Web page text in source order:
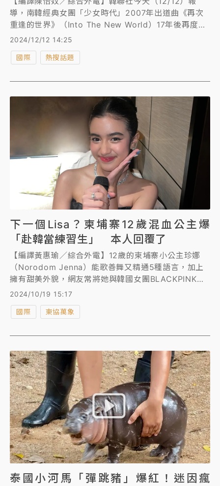
導，南韓經典女團「少女時代」2007年出道曲《再次
重逢的世界》（Into The New World）17年後再度響
徹首爾市中心，因這首歌已成為不滿戒嚴之亂要求尹錫
悅總統下台的示威民眾主題曲。
2024/12/12 14:25
國際 熱搜話題
下一個Lisa？柬埔寨12歲混血公主爆
「赴韓當練習生」 本人回覆了
【編譯黃惠瑜／綜合外電】12歲的柬埔寨小公主珍娜
（Norodom Jenna）能歌善舞又精通5種語言，加上
擁有甜美外貌，網友常將她與韓國女團BLACKPINK成
員Lisa比擬。日前有報導指出她將赴韓國當練習生，正
料的回答。
2024/10/19 15:17
國際 東協萬象
泰國小河馬「彈跳豬」爆紅！迷因瘋